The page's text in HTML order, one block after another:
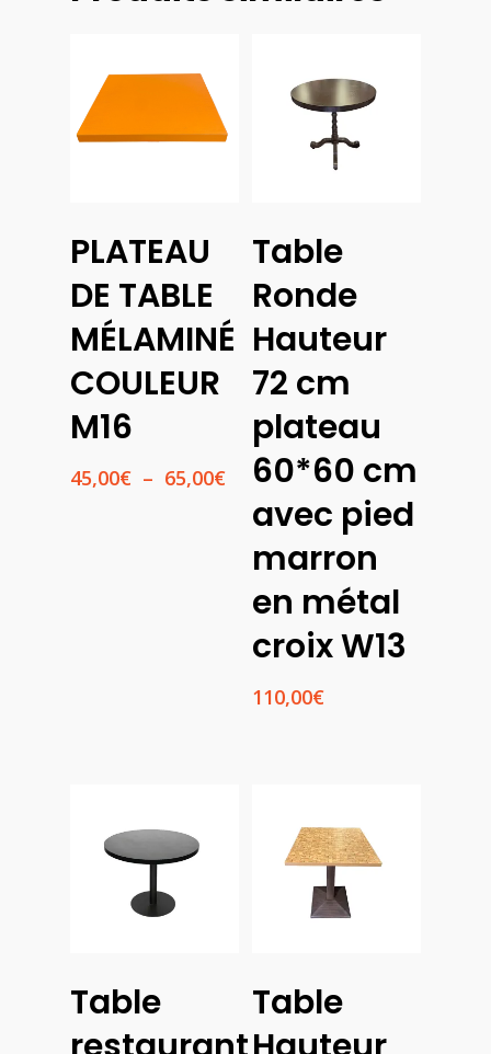
Des
Options
PLATEAU
DE TABLE
MÉLAMINÉ
COULEUR
M16
45,00€ – 65,00€Plage
prix :
45,00€
65,00€
Table
Ronde
Hauteur
72 cm
plateau
60*60 cm
avec pied
marron
en métal
croix W13
110,00€
Des
Options
Table
Table